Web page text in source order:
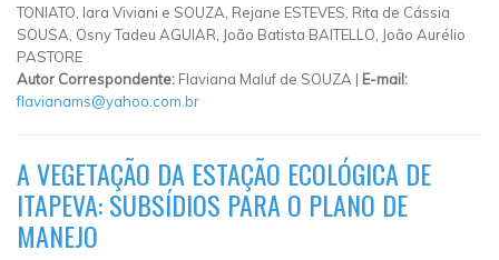
TONIATO, Iara Viviani e SOUZA, Rejane ESTEVES, Rita de Cássia
SOUSA, Osny Tadeu AGUIAR, João Batista BAITELLO, João Aurélio
PASTORE
Autor Correspondente: Flaviana Maluf de SOUZA | E-mail:
flavianams@yahoo.com.br
A VEGETAÇÃO DA ESTAÇÃO ECOLÓGICA DE
ITAPEVA: SUBSÍDIOS PARA O PLANO DE
MANEJO